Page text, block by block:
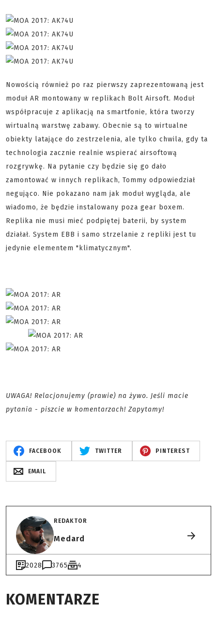
Nowością również po raz pierwszy zaprezentowaną jest
moduł AR montowany w replikach Bolt Airsoft. Moduł
współpracuje z aplikacją na smartfonie, która tworzy
wirtualną warstwę zabawy. Obecnie są to wirtualne
obiekty latające do zestrzelenia, ale tylko chwila, gdy ta
technologia zacznie realnie wspierać airsoftową
rozgrywkę. Na pytanie czy będzie się go dało
zamontować w innych replikach, Tommy odpowiedział
negująco. Nie pokazano nam jak moduł wygląda, ale
wiadomo, że będzie instalowany poza gear boxem.
Replika nie musi mieć podpiętej baterii, by system
działał. System EBB i samo strzelanie z repliki jest tu
jedynie elementem "klimatycznym".
UWAGA! Relacjonujemy (prawie) na żywo. Jeśli macie
pytania - piszcie w komentarzach! Zapytamy!
FACEBOOK TWITTER PINTEREST
EMAIL
REDAKTOR
Medard
2028 3765 4
KOMENTARZE